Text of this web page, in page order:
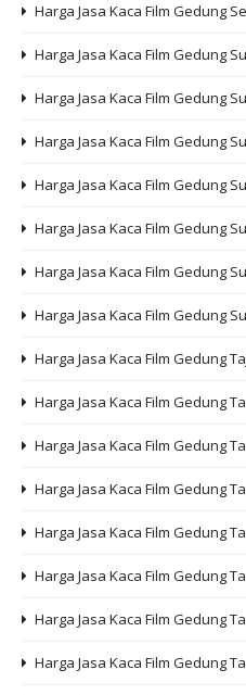
Harga Jasa Kaca Film Gedung
Harga Jasa Kaca Film Gedung
Harga Jasa Kaca Film Gedung
Harga Jasa Kaca Film Gedung
Harga Jasa Kaca Film Gedung
Harga Jasa Kaca Film Gedung
Harga Jasa Kaca Film Gedung
Harga Jasa Kaca Film Gedung
Harga Jasa Kaca Film Gedung
Harga Jasa Kaca Film Gedung
Harga Jasa Kaca Film Gedung
Harga Jasa Kaca Film Gedung
Harga Jasa Kaca Film Gedung
Harga Jasa Kaca Film Gedung
Harga Jasa Kaca Film Gedung
Harga Jasa Kaca Film Gedung